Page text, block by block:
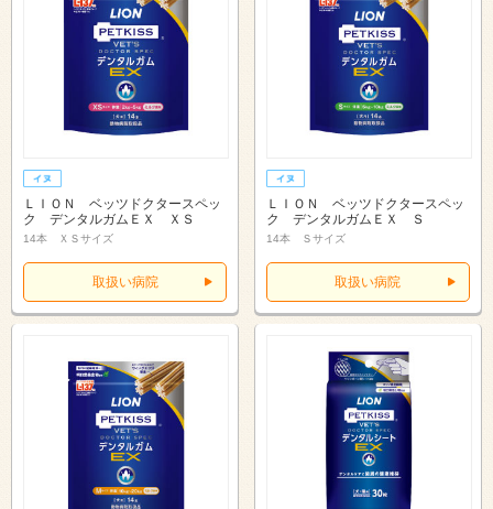
ＬＩＯＮ ベッツドクタースペッ
ク デンタルガムＥＸ ＸＳ
14本 ＸＳサイズ
取扱い病院
ＬＩＯＮ ベッツドクタースペッ
ク デンタルガムＥＸ Ｓ
14本 Ｓサイズ
取扱い病院